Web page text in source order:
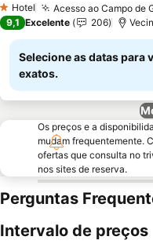
1 Estrelas
Hotel Acesso ao Campo de
9,1 Excelente 206
Selecione as datas para
exatos.
Os preços e a
mudam frequentemente.
ofertas que consulta no
nos sites de reserva.
Perguntas
Intervalo de preços